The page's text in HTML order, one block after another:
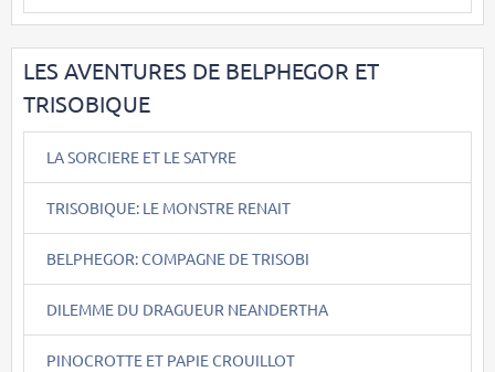
LES AVENTURES DE BELPHEGOR ET
TRISOBIQUE
LA SORCIERE ET LE SATYRE
TRISOBIQUE: LE MONSTRE RENAIT
BELPHEGOR: COMPAGNE DE TRISOBI
DILEMME DU DRAGUEUR NEANDERTHA
PINOCROTTE ET PAPIE CROUILLOT